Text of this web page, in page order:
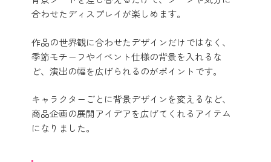
合わせたディスプレイが楽しめます。
作品の世界観に合わせたデザインだけではなく、
季節モチーフやイベント仕様の背景を入れるな
ど、演出の幅を広げられるのがポイントです。
キャラクターごとに背景デザインを変えるなど、
商品企画の展開アイデアを広げてくれるアイテム
になりました。